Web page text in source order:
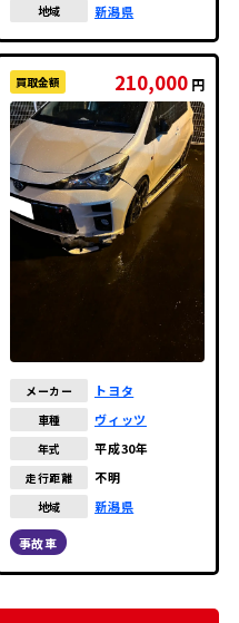
地域 新潟県
買取金額 210,000 円
メーカー トヨタ
車種 ヴィッツ
年式 平成30年
走行距離 不明
地域 新潟県
事故車